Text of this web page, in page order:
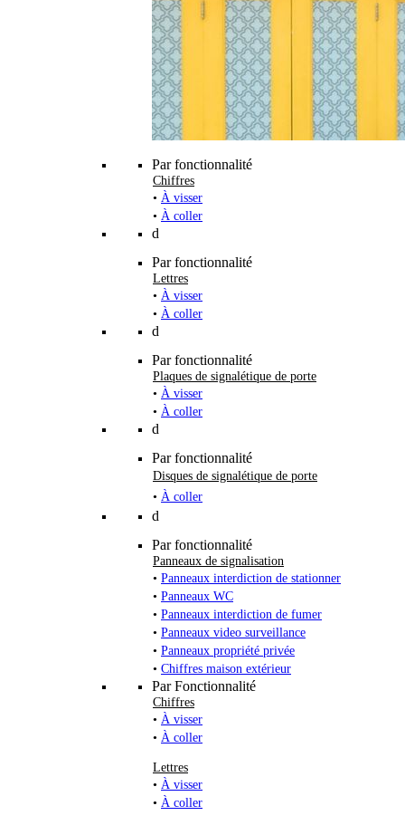
Par fonctionnalité
Chiffres
• À visser
• À coller
d
Par fonctionnalité
Lettres
• À visser
• À coller
d
Par fonctionnalité
Plaques de signalétique de porte
• À visser
• À coller
d
Par fonctionnalité
Disques de signalétique de porte
• À coller
d
Par fonctionnalité
Panneaux de signalisation
• Panneaux interdiction de stationner
• Panneaux WC
• Panneaux interdiction de fumer
• Panneaux video surveillance
• Panneaux propriété privée
• Chiffres maison extérieur
Par Fonctionnalité
Chiffres
• À visser
• À coller
Lettres
• À visser
• À coller